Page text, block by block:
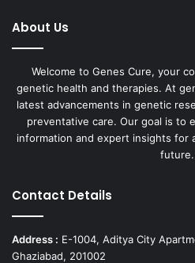
About Us
Welcome to Genes Cure, your
genetic health and therapies. At
latest advancements in genetic
preventative care. Our goal is to
information and expert insights for
future.
Contact Details
Address : E-1004, Aditya City
Ghaziabad, 201002